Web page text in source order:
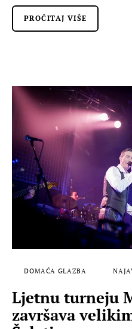
PROČITAJ VIŠE
DOMAĆA GLAZBA
Ljetnu turneju
završava